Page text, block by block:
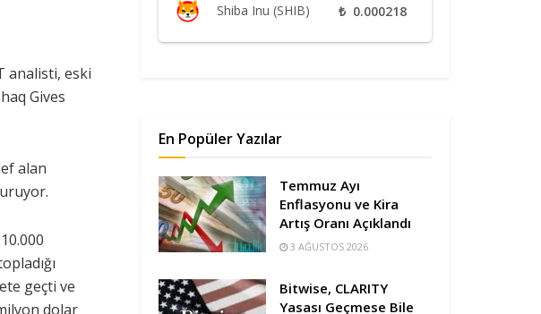
analisti, eski
Gives
alan
geçti ve
dolar
Shiba Inu (SHIB) ₺ 0.000218
En Popüler Yazılar
Temmuz Ayı
Enflasyonu ve Kira
Artış Oranı Açıklandı
3 AĞUSTOS 2026
Bitwise, CLARITY
Yasası Geçmese Bile